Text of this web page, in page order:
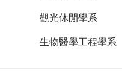
觀光休閒學系
生物醫學工程學系